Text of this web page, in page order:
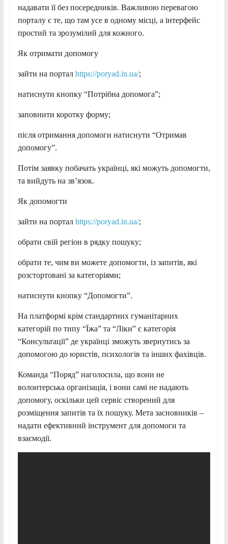
надавати її без посередників. Важливою перевагою
порталу є те, що там усе в одному місці, а інтерфейс
простий та зрозумілий для кожного.
Як отримати допомогу
зайти на портал https://poryad.in.ua/;
натиснути кнопку “Потрібна допомога”;
заповнити коротку форму;
після отримання допомоги натиснути “Отримав
допомогу”.
Потім заявку побачать українці, які можуть допомогти,
та вийдуть на зв’язок.
Як допомогти
зайти на портал https://poryad.in.ua/;
обрати свій регіон в рядку пошуку;
обрати те, чим ви можете допомогти, із запитів, які
розстортовані за категоріями;
натиснути кнопку “Допомогти”.
На платформі крім стандартних гуманітарних
категорій по типу “Їжа” та “Ліки” є категорія
“Консультації” де українці зможуть звернутись за
допомогою до юристів, психологів та інших фахівців.
Команда “Поряд” наголосила, що вони не
волонтерська організація, і вони самі не надають
допомогу, оскільки цей сервіс створений для
розміщення запитів та їх пошуку. Мета засновників –
надати ефективний інструмент для допомоги та
взаємодії.